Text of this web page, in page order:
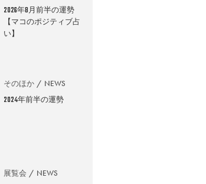
2026年8月前半の運勢
【マコのポジティブ占
い】
そのほか NEWS
2024年前半の運勢
展覧会 NEWS